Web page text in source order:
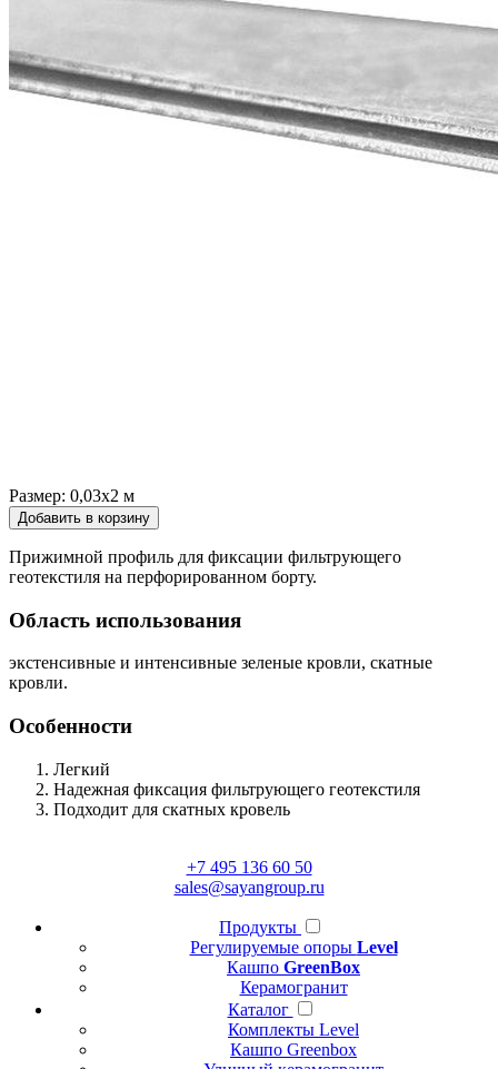
Размер: 0,03х2 м
Добавить в корзину
Прижимной профиль для фиксации фильтрующего
геотекстиля на перфорированном борту.
Область использования
экстенсивные и интенсивные зеленые кровли, скатные
кровли.
Особенности
Легкий
Надежная фиксация фильтрующего геотекстиля
Подходит для скатных кровель
+7 495 136 60 50
sales@sayangroup.ru
Продукты
Регулируемые опоры Level
Кашпо GreenBox
Керамогранит
Каталог
Комплекты Level
Кашпо Greenbox